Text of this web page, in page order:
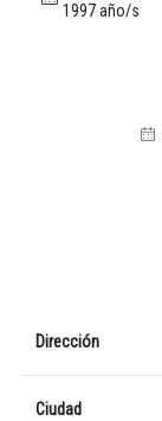
1997 año/s
Dirección
Ciudad